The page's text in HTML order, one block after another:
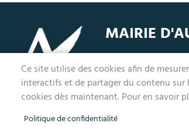
Ce site utilise des cookies afin de
interactifs et de partager du contenu sur
cookies dès maintenant. Pour en savoir
Politique de confidentialité
MAIRIE
1 avenue de la
78410 Aubergenville
Tél. 01 30 90 45 00